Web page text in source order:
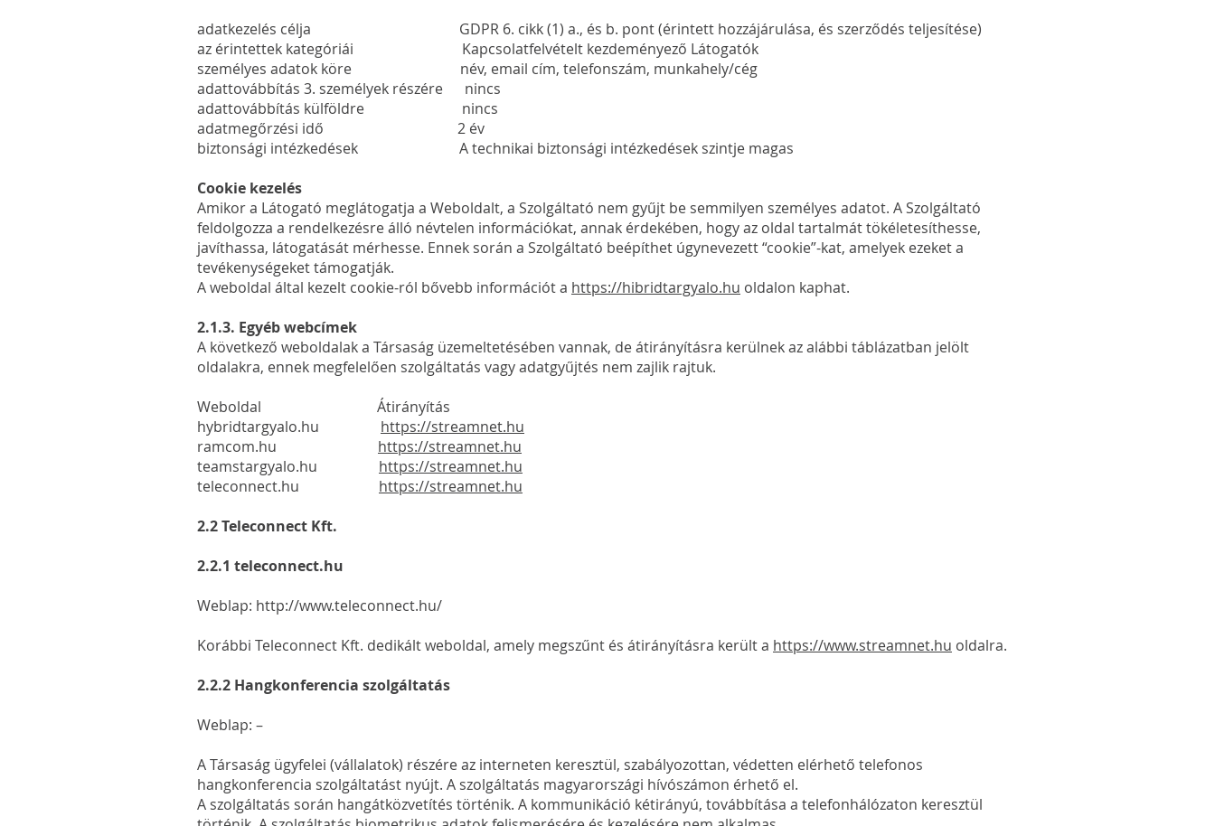
adatkezelés célja GDPR 6. cikk (1) a., és b. pont (érintett hozzájárulása, és szerződés teljesítése)
az érintettek kategóriái Kapcsolatfelvételt kezdeményező Látogatók
személyes adatok köre név, email cím, telefonszám, munkahely/cég
adattovábbítás 3. személyek részére nincs
adattovábbítás külföldre nincs
adatmegőrzési idő 2 év
biztonsági intézkedések A technikai biztonsági intézkedések szintje magas
Cookie kezelés
Amikor a Látogató meglátogatja a Weboldalt, a Szolgáltató nem gyűjt be semmilyen személyes adatot. A Szolgáltató
feldolgozza a rendelkezésre álló névtelen információkat, annak érdekében, hogy az oldal tartalmát tökéletesíthesse,
javíthassa, látogatását mérhesse. Ennek során a Szolgáltató beépíthet úgynevezett “cookie”-kat, amelyek ezeket a
tevékenységeket támogatják.
A weboldal által kezelt cookie-ról bővebb információt a https://hibridtargyalo.hu oldalon kaphat.
2.1.3. Egyéb webcímek
A következő weboldalak a Társaság üzemeltetésében vannak, de átirányításra kerülnek az alábbi táblázatban jelölt
oldalakra, ennek megfelelően szolgáltatás vagy adatgyűjtés nem zajlik rajtuk.
Weboldal Átirányítás
hybridtargyalo.hu https://streamnet.hu
ramcom.hu https://streamnet.hu
teamstargyalo.hu https://streamnet.hu
teleconnect.hu https://streamnet.hu
2.2 Teleconnect Kft.
2.2.1 teleconnect.hu
Weblap: http://www.teleconnect.hu/
Korábbi Teleconnect Kft. dedikált weboldal, amely megszűnt és átirányításra került a https://www.streamnet.hu oldalra.
2.2.2 Hangkonferencia szolgáltatás
Weblap: –
A Társaság ügyfelei (vállalatok) részére az interneten keresztül, szabályozottan, védetten elérhető telefonos
hangkonferencia szolgáltatást nyújt. A szolgáltatás magyarországi hívószámon érhető el.
A szolgáltatás során hangátközvetítés történik. A kommunikáció kétirányú, továbbítása a telefonhálózaton keresztül